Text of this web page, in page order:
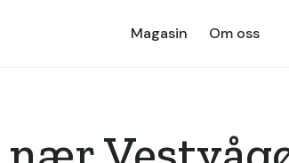
Magasin Om oss